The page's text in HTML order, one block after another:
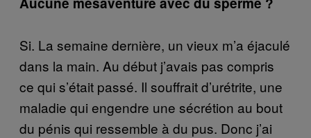
Si. La semaine dernière, un vieux m’a éjaculé
dans la main. Au début j’avais pas compris
ce qui s’était passé. Il souffrait d’urétrite, une
maladie qui engendre une sécrétion au bout
du pénis qui ressemble à du pus. Donc j’ai